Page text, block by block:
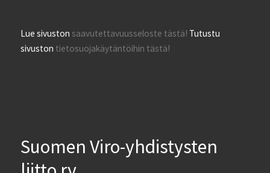
Lue sivustonsaavutettavuusseloste tästä! Tutustu
sivuston tietosuojakäytäntöihin tästä!
Suomen Viro-yhdistysten